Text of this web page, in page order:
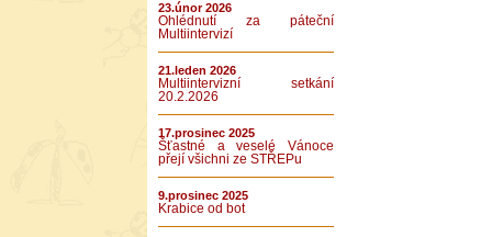
23.únor 2026
Ohlédnutí za páteční
Multiintervizí
21.leden 2026
Multiintervizní setkání
20.2.2026
17.prosinec 2025
Šťastné a veselé Vánoce
přejí všichni ze STŘEPu
9.prosinec 2025
Krabice od bot